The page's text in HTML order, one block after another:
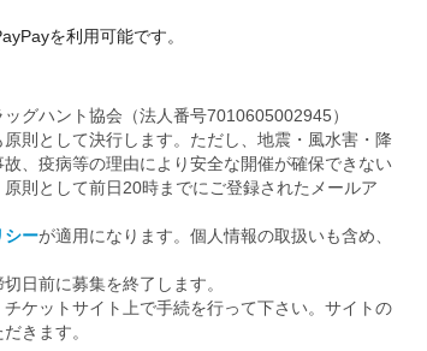
を利用可能です。
グハント協会（法人番号7010605002945）
則として決行します。ただし、地震・風水害・降
、疫病等の理由により安全な開催が確保できない
則として前日20時までにご登録されたメールア
シーが適用になります。個人情報の取扱いも含め、
日前に募集を終了します。
ケットサイト上で手続を行って下さい。サイトの
きます。